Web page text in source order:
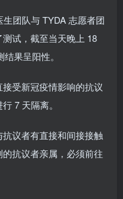
团队与 TYDA 志愿者团
试，截至当天晚上 18
果呈阳性。
受新冠疫情影响的抗议
7 天隔离。
议者有直接和间接接触
抗议者亲属，必须前往